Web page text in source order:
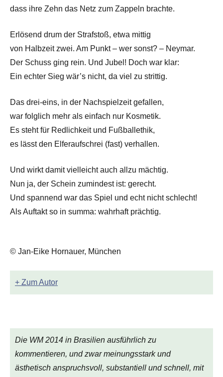
dass ihre Zehn das Netz zum Zappeln brachte.
Erlösend drum der Strafstoß, etwa mittig
von Halbzeit zwei. Am Punkt – wer sonst? – Neymar.
Der Schuss ging rein. Und Jubel! Doch war klar:
Ein echter Sieg wär’s nicht, da viel zu strittig.
Das drei-eins, in der Nachspielzeit gefallen,
war folglich mehr als einfach nur Kosmetik.
Es steht für Redlichkeit und Fußballethik,
es lässt den Elferaufschrei (fast) verhallen.
Und wirkt damit vielleicht auch allzu mächtig.
Nun ja, der Schein zumindest ist: gerecht.
Und spannend war das Spiel und echt nicht schlecht!
Als Auftakt so in summa: wahrhaft prächtig.
© Jan-Eike Hornauer, München
+ Zum Autor
Die WM 2014 in Brasilien ausführlich zu
kommentieren, und zwar meinungsstark und
ästhetisch anspruchsvoll, substantiell und schnell, mit